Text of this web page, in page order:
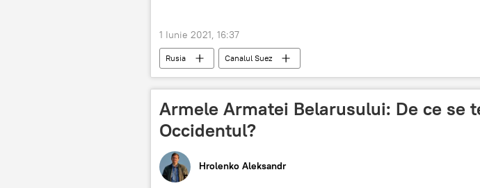
1 Iunie 2021, 16:37
Rusia Canalul Suez
Armele Armatei Belarusului: De ce se
Occidentul?
Hrolenko Aleksandr